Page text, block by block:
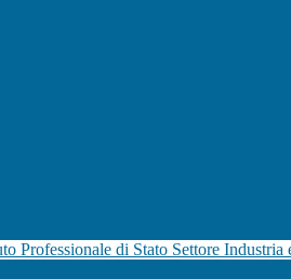
Professionale di Stato Settore Industria